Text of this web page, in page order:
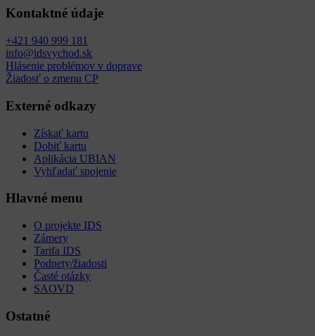
Kontaktné údaje
+421 940 999 181
info@idsvychod.sk
Hlásenie problémov v doprave
Žiadosť o zmenu CP
Externé odkazy
Získať kartu
Dobiť kartu
Aplikácia UBIAN
Vyhľadať spojenie
Hlavné menu
O projekte IDS
Zámery
Tarifa IDS
Podnety/žiadosti
Časté otázky
SAOVD
Ostatné